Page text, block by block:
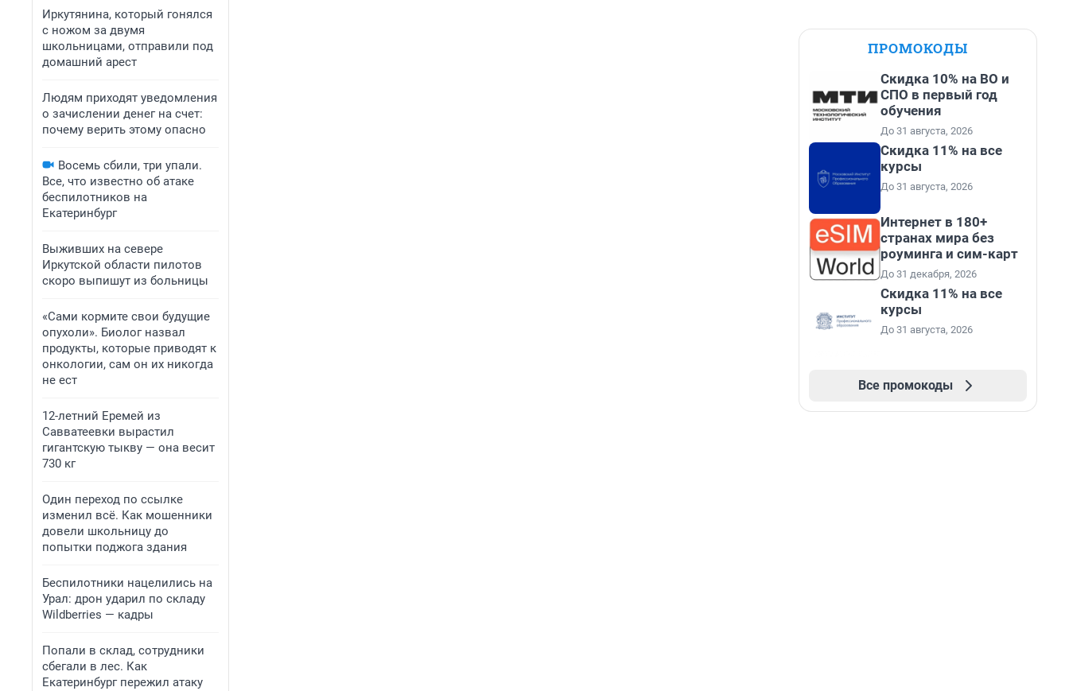
Иркутянина, который гонялся
с ножом за двумя
школьницами, отправили под
домашний арест
Людям приходят уведомления
о зачислении денег на счет:
почему верить этому опасно
Восемь сбили, три упали.
Все, что известно об атаке
беспилотников на
Екатеринбург
Выживших на севере
Иркутской области пилотов
скоро выпишут из больницы
«Сами кормите свои будущие
опухоли». Биолог назвал
продукты, которые приводят к
онкологии, сам он их никогда
не ест
12-летний Еремей из
Савватеевки вырастил
гигантскую тыкву — она весит
730 кг
Один переход по ссылке
изменил всё. Как мошенники
довели школьницу до
попытки поджога здания
Беспилотники нацелились на
Урал: дрон ударил по складу
Wildberries — кадры
Попали в склад, сотрудники
сбегали в лес. Как
Екатеринбург пережил атаку
ПРОМОКОДЫ
Скидка 10% на ВО и
СПО в первый год
обучения
До 31 августа, 2026
Скидка 11% на все
курсы
До 31 августа, 2026
Интернет в 180+
странах мира без
роуминга и сим-карт
До 31 декабря, 2026
Скидка 11% на все
курсы
До 31 августа, 2026
Все промокоды